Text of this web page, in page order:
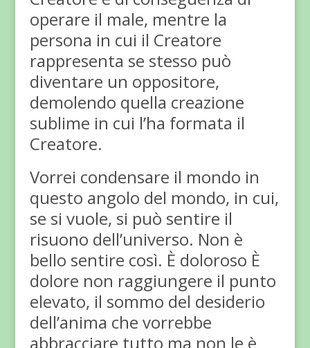
operare il male, mentre la
persona in cui il Creatore
rappresenta se stesso può
diventare un oppositore,
demolendo quella creazione
sublime in cui l’ha formata il
Creatore.
Vorrei condensare il mondo in
questo angolo del mondo, in cui,
se si vuole, si può sentire il
risuono dell’universo. Non è
bello sentire così. È doloroso È
dolore non raggiungere il punto
elevato, il sommo del desiderio
dell’anima che vorrebbe
abbracciare tutto ma non le è